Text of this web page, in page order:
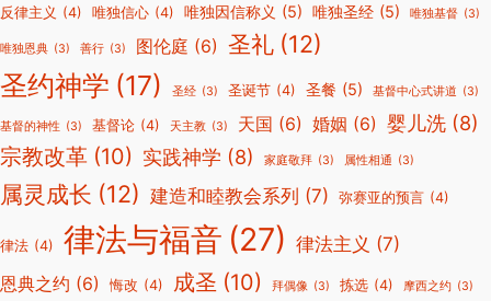
反律主义 (4) 唯独信心 (4) 唯独因信称义 (5) 唯独圣经 (5) 唯独基督 (3)
唯独恩典 (3) 善行 (3) 图伦庭 (6) 圣礼 (12)
圣约神学 (17) 圣经 (3) 圣诞节 (4) 圣餐 (5) 基督中心式讲道 (3)
基督的神性 (3) 基督论 (4) 天主教 (3) 天国 (6) 婚姻 (6) 婴儿洗 (8)
宗教改革 (10) 实践神学 (8) 家庭敬拜 (3) 属性相通 (3)
属灵成长 (12) 建造和睦教会系列 (7) 弥赛亚的预言 (4)
律法 (4) 律法与福音 (27) 律法主义 (7)
恩典之约 (6) 悔改 (4) 成圣 (10) 拜偶像 (3) 拣选 (4) 摩西之约 (3)